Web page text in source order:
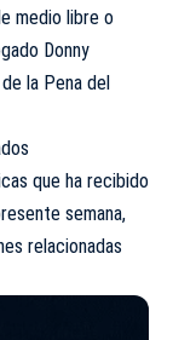
medio libre o
Donny
la Pena del
que ha recibido
semana,
relacionadas